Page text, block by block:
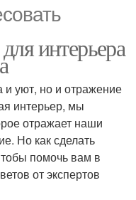
интерьера
и уют, но и отражение
интерьер, мы
отражает наши
Но как сделать
помочь вам в
от экспертов